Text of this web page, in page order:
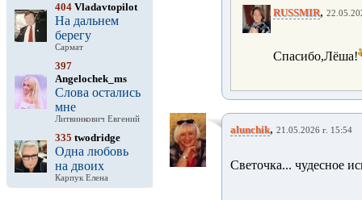
404 Vladavtopilot
На дальнем
берегу
Сармат
397
Angelochek_ms
Слова остались
мне
Литвинкович Евгений
335 twodridge
Одна любовь
на двоих
Карпук Елена
RUSSMIR,
Спасибо,Лёша!
alunchik, 21.05.2026 г. 15:54
Светочка... чудесное